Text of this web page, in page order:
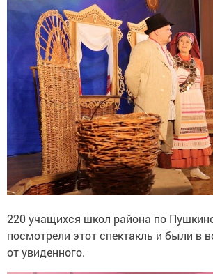
220 учащихся школ района по
посмотрели этот спектакль и были в
от увиденного.